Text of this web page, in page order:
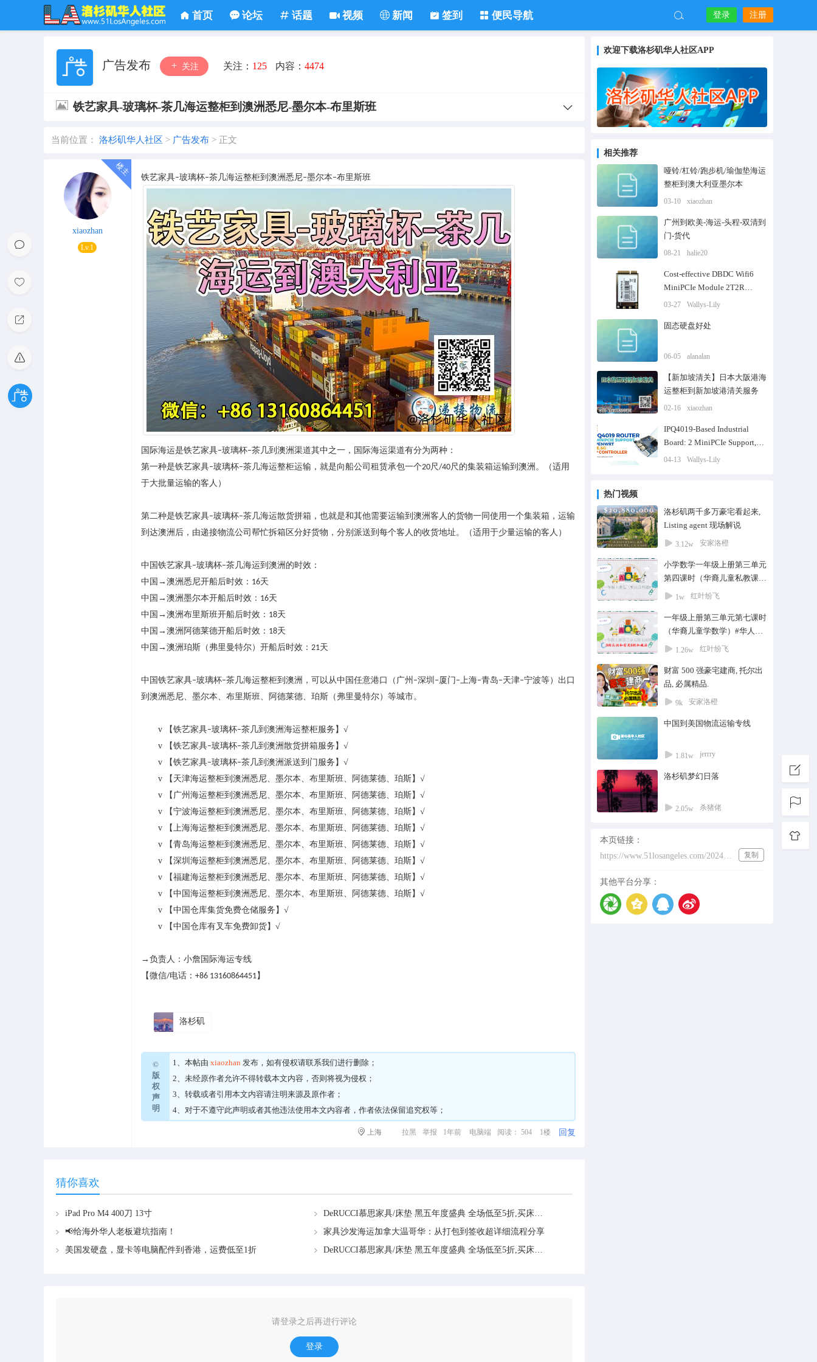
首页 论坛 话题 视频 新闻 签到 便民导航 登录 注册
广告发布 关注 关注： 125 内容： 4474
铁艺家具-玻璃杯-茶几海运整柜到澳洲悉尼-墨尔本-布里斯班
当前位置： 洛杉矶华人社区 > 广告发布 > 正文
xiaozhan
Lv.1
铁艺家具–玻璃杯–茶几海运整柜到澳洲悉尼–墨尔本–布里斯班
国际海运是铁艺家具–玻璃杯–茶几到澳洲渠道其中之一，国际海运渠道有分为两种：
第一种是铁艺家具–玻璃杯–茶几海运整柜运输，就是向船公司租赁承包一个20尺/40尺的集装箱运输到澳洲。（适用
于大批量运输的客人）
第二种是铁艺家具–玻璃杯–茶几海运散货拼箱，也就是和其他需要运输到澳洲客人的货物一同使用一个集装箱，运输
到达澳洲后，由递接物流公司帮忙拆箱区分好货物，分别派送到每个客人的收货地址。（适用于少量运输的客人）
中国铁艺家具–玻璃杯–茶几海运到澳洲的时效：
中国 → 澳洲悉尼开船后时效： 16天
中国 → 澳洲墨尔本开船后时效： 16天
中国 → 澳洲布里斯班开船后时效： 18天
中国 → 澳洲 阿德莱德开船后时效： 18天
中国 → 澳洲珀斯（弗里曼特尔） 开船后时效： 21天
中国铁艺家具–玻璃杯–茶几海运整柜到澳洲，可以从中国任意港口（广州 –深圳 –厦门 –上海–青岛–天津–宁波等）出口
到澳洲悉尼、墨尔本、布里斯班、阿德莱德、珀斯（弗里曼特尔）等城市。
v 【铁艺家具–玻璃杯–茶几到澳洲海运整柜服务】√
v
【铁艺家具–玻璃杯–茶几到澳洲散货拼箱服务】√
v
【铁艺家具–玻璃杯–茶几到澳洲派送到门服务】√
v
【天津海运整柜到澳洲悉尼、墨尔本、布里斯班、阿德莱德、珀斯】 √
v
【广州海运整柜到澳洲悉尼、墨尔本、布里斯班、阿德莱德、珀斯】 √
v
【宁波海运整柜到澳洲悉尼、墨尔本、布里斯班、阿德莱德、珀斯】 √
v
【上海海运整柜到澳洲悉尼、墨尔本、布里斯班、阿德莱德、珀斯】 √
v
【青岛海运整柜到澳洲悉尼、墨尔本、布里斯班、阿德莱德、珀斯】 √
v
【深圳海运整柜到澳洲悉尼、墨尔本、布里斯班、阿德莱德、珀斯】 √
v
【福建海运整柜到澳洲悉尼、墨尔本、布里斯班、阿德莱德、珀斯】 √
v
【中国海运整柜到澳洲悉尼、墨尔本、布里斯班、阿德莱德、珀斯】 √
v
【中国仓库集货免费仓储服务】 √
v
【中国仓库有叉车免费卸货】 √
→负责人：小詹国际海运专线
【微信/电话： +86 13160864451】
洛杉矶
©
版
权
声
明
1、本帖由 xiaozhan 发布，如有侵权请联系我们进行删除；
2、未经原作者允许不得转载本文内容，否则将视为侵权；
3、转载或者引用本文内容请注明来源及原作者；
4、对于不遵守此声明或者其他违法使用本文内容者，作者依法保留追究权等；
上海 拉黑 举报 1年前 电脑端 阅读： 504 1楼 回复
猜你喜欢
iPad Pro M4 400刀 13寸
DeRUCCI慕思家具/床垫 黑五年度盛典 全场低至5折,买床垫送床架、豪礼多重送！
📢给海外华人老板避坑指南！
家具沙发海运加拿大温哥华：从打包到签收超详细流程分享
美国发硬盘，显卡等电脑配件到香港，运费低至1折
DeRUCCI慕思家具/床垫 黑五年度盛典 全场低至5折,买床垫送床架、豪礼多重送！
请登录之后再进行评论
登录
欢迎下载洛杉矶华人社区APP
相关推荐
哑铃/杠铃/跑步机/瑜伽垫海运
整柜到澳大利亚墨尔本
03-10 xiaozhan
广州到欧美-海运-头程-双清到
门-货代
08-21 halie20
Cost-effective DBDC Wifi6
MiniPCIe Module 2T2R
MT7915|Wallystech
03-27 Wallys-Lily
固态硬盘好处
06-05 alanalan
【新加坡清关】日本大阪港海
运整柜到新加坡港清关服务
02-16 xiaozhan
IPQ4019-Based Industrial
Board: 2 MiniPCIe Support,
OpenWRT LTE, 5G, MT7915
04-13 Wallys-Lily
热门视频
洛杉矶两千多万豪宅看起来,
Listing agent 现场解说
3.12w 安家洛橙
小学数学一年级上册第三单元
第四课时（华裔儿童私教课）
#家教#培训#教育#在线教育#
校
1w 红叶纷飞
一年级上册第三单元第七课时
（华裔儿童学数学）#华人子
女@华裔儿童@家教培训#在
1.26w 红叶纷飞
财富 500 强豪宅建商, 托尔出
品, 必属精品.
9k 安家洛橙
中国到美国物流运输专线
1.81w jerrry
洛杉矶梦幻日落
2.05w 杀猪佬
本页链接：
https://www.51losangeles.com/202431760
复制
其他平台分享：